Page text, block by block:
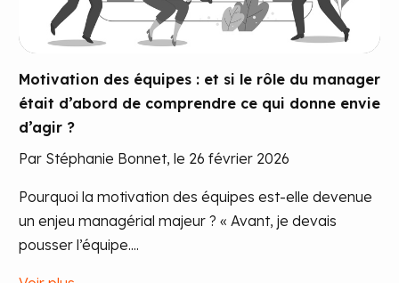
Motivation des équipes : et si le rôle du manager
était d’abord de comprendre ce qui donne envie
d’agir ?
Par Stéphanie Bonnet, le 26 février 2026
Pourquoi la motivation des équipes est-elle devenue
un enjeu managérial majeur ? « Avant, je devais
pousser l’équipe....